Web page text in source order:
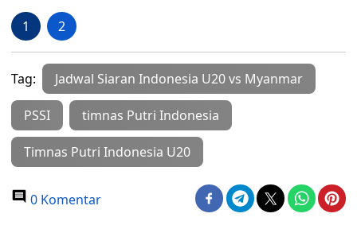
1 2
Tag: Jadwal Siaran Indonesia U20 vs Myanmar
PSSI timnas Putri Indonesia
Timnas Putri Indonesia U20
0 Komentar